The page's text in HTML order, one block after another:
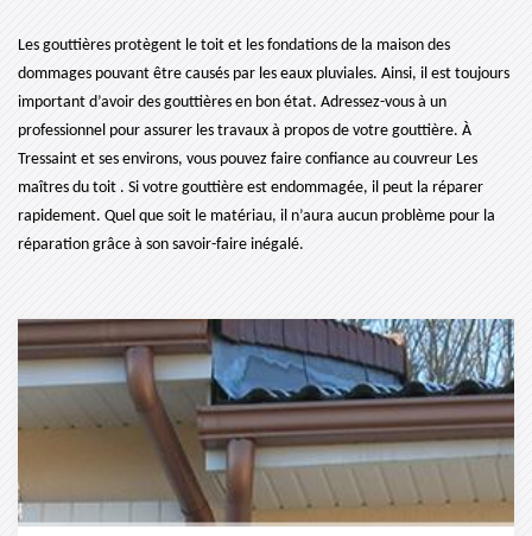
Les gouttières protègent le toit et les fondations de la maison des
dommages pouvant être causés par les eaux pluviales. Ainsi, il est toujours
important d’avoir des gouttières en bon état. Adressez-vous à un
professionnel pour assurer les travaux à propos de votre gouttière. À
Tressaint et ses environs, vous pouvez faire confiance au couvreur Les
maîtres du toit . Si votre gouttière est endommagée, il peut la réparer
rapidement. Quel que soit le matériau, il n’aura aucun problème pour la
réparation grâce à son savoir-faire inégalé.